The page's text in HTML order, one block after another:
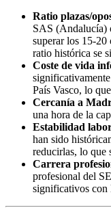
Ratio plazas/
SAS (Andalucía)
superar los 15-
ratio histórica se
Coste de vida
País Vasco, lo
Cercanía a
una hora de la
Estabilidad
han sido
reducirlas, lo que
Carrera
profesional del
significativos con